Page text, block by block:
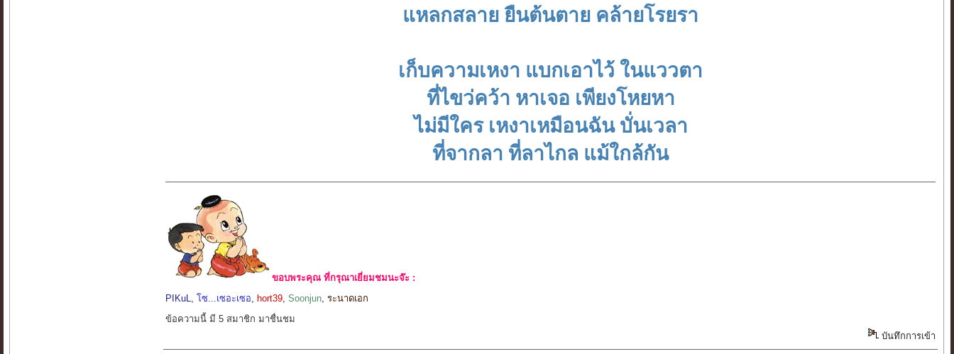
แหลกสลาย ยืนต้นตาย คล้ายโรยรา
เก็บความเหงา แบกเอาไว้ ในแววตา
ที่ไขว่คว้า หาเจอ เพียงโหยหา
ไม่มีใคร เหงาเหมือนฉัน บั่นเวลา
ที่จากลา ที่ลาไกล แม้ใกล้กัน
ขอบพระคุณ ที่กรุณาเยี่ยมชมนะจ๊ะ :
PIKuL
,โซ...เซอะเซอ ,hort39 ,Soonjun ,ระนาดเอก
ข้อความนี้ มี 5 สมาชิก มาชื่นชม
บันทึกการเข้า